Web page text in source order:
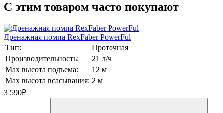
C этим товаром часто покупают
Дренажная помпа RexFaber PowerFul
Тип:
Проточная
Производительность:
21 л/ч
Max высота подъема:
12 м
Max высота всасывания: 2 м
3 590₽